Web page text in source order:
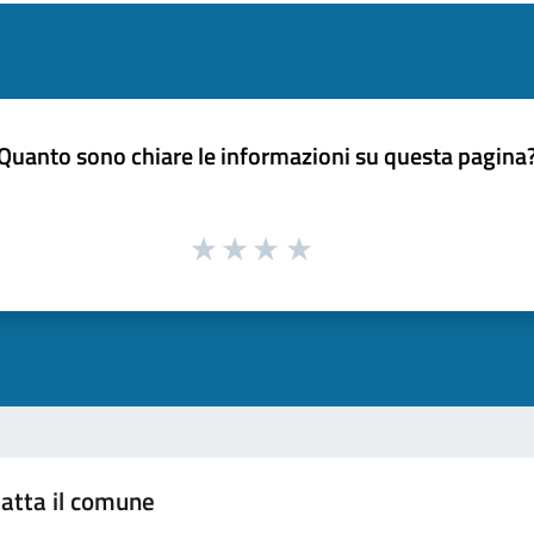
sono chiare le informazioni su questa
il comune